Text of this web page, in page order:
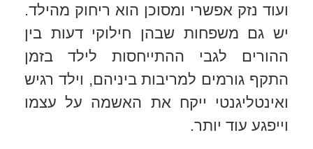
ועוד נזק אפשרי ומסוכן הוא ריחוק מהילד.
יש גם משפחות שבהן חילוקי דעות בין
ההורים לגבי ההתייחסות לילד בזמן
התקף גורמים למריבות ביניהם, וילד רגיש
ואינטליגנטי ייקח את האשמה על עצמו
וייפגע עוד יותר.